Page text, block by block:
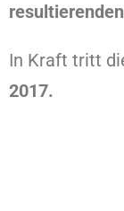
In Kraft tritt
2017.